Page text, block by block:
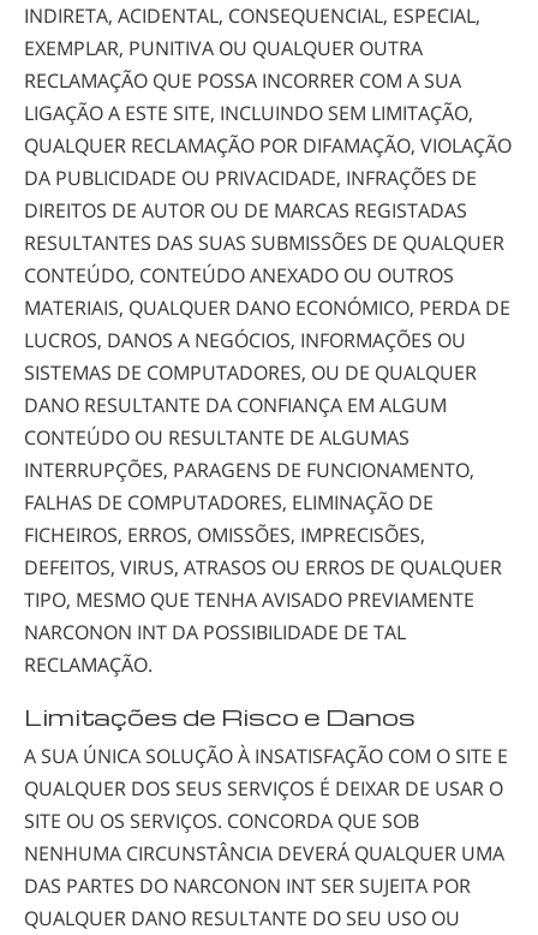
INDIRETA, ACIDENTAL, CONSEQUENCIAL, ESPECIAL,
EXEMPLAR, PUNITIVA OU QUALQUER OUTRA
RECLAMAÇÃO QUE POSSA INCORRER COM A SUA
LIGAÇÃO A ESTE SITE, INCLUINDO SEM LIMITAÇÃO,
QUALQUER RECLAMAÇÃO POR DIFAMAÇÃO, VIOLAÇÃO
DA PUBLICIDADE OU PRIVACIDADE, INFRAÇÕES DE
DIREITOS DE AUTOR OU DE MARCAS REGISTADAS
RESULTANTES DAS SUAS SUBMISSÕES DE QUALQUER
CONTEÚDO, CONTEÚDO ANEXADO OU OUTROS
MATERIAIS, QUALQUER DANO ECONÓMICO, PERDA DE
LUCROS, DANOS A NEGÓCIOS, INFORMAÇÕES OU
SISTEMAS DE COMPUTADORES, OU DE QUALQUER
DANO RESULTANTE DA CONFIANÇA EM ALGUM
CONTEÚDO OU RESULTANTE DE ALGUMAS
INTERRUPÇÕES, PARAGENS DE FUNCIONAMENTO,
FALHAS DE COMPUTADORES, ELIMINAÇÃO DE
FICHEIROS, ERROS, OMISSÕES, IMPRECISÕES,
DEFEITOS, VIRUS, ATRASOS OU ERROS DE QUALQUER
TIPO, MESMO QUE TENHA AVISADO PREVIAMENTE
NARCONON INT DA POSSIBILIDADE DE TAL
RECLAMAÇÃO.
Limitações de Risco e Danos
A SUA ÚNICA SOLUÇÃO À INSATISFAÇÃO COM O SITE E
QUALQUER DOS SEUS SERVIÇOS É DEIXAR DE USAR O
SITE OU OS SERVIÇOS. CONCORDA QUE SOB
NENHUMA CIRCUNSTÂNCIA DEVERÁ QUALQUER UMA
DAS PARTES DO NARCONON INT SER SUJEITA POR
QUALQUER DANO RESULTANTE DO SEU USO OU